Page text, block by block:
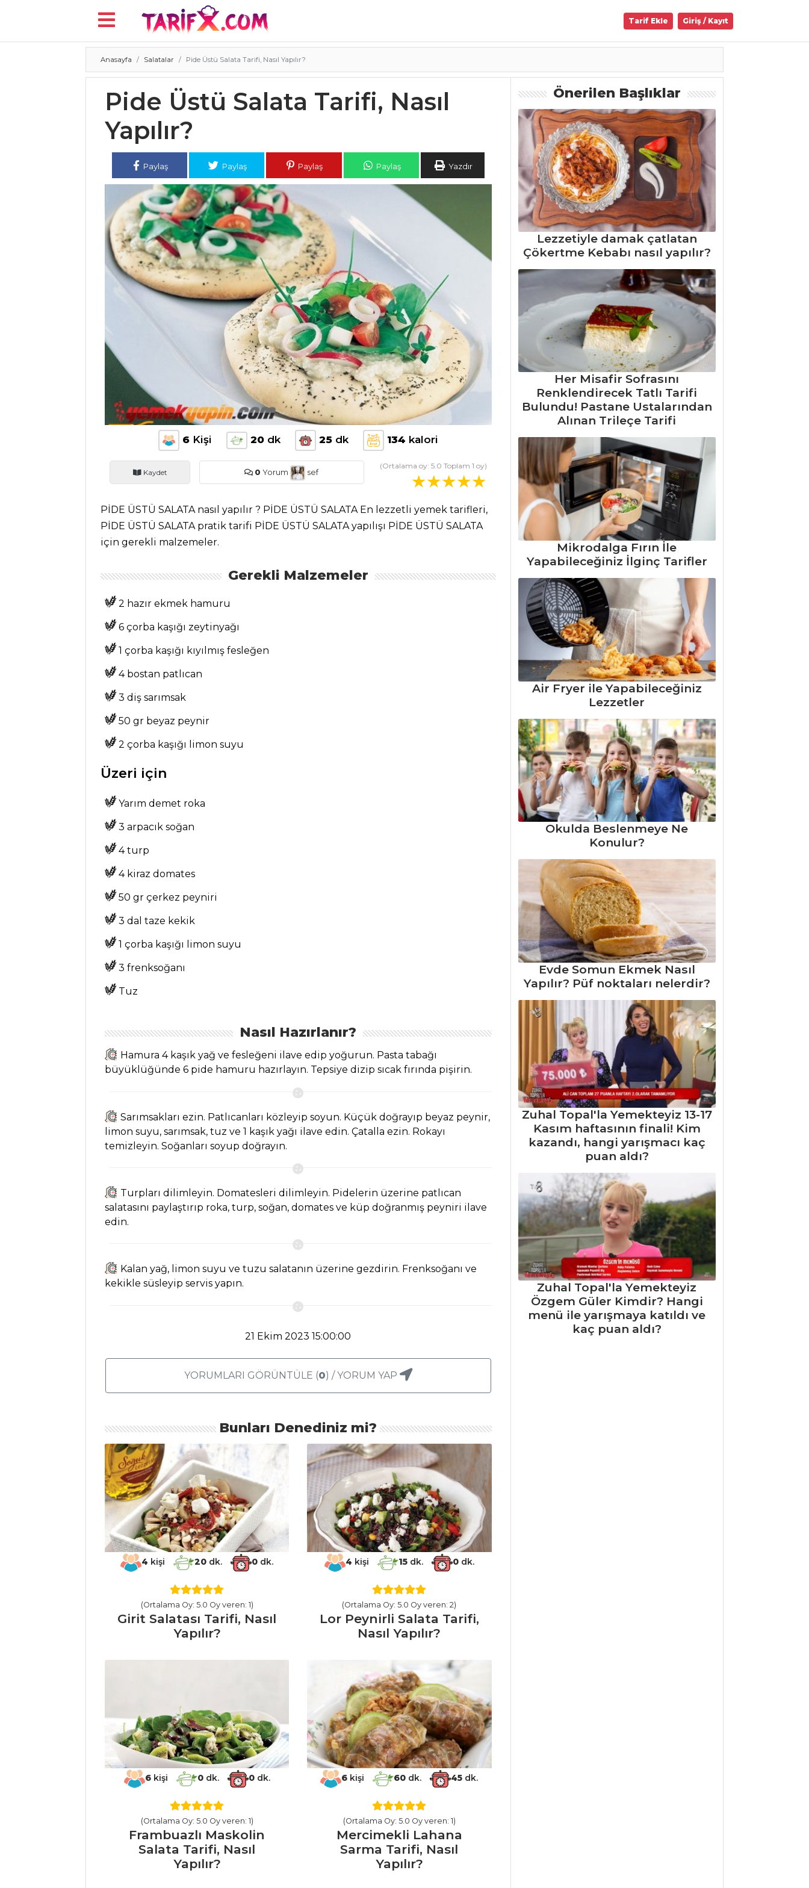
Kategoriler
SALATALAR
Domates Salatası
Tarifi, Nasıl Yapılır?
Salatası Tarifi, Nasıl
Kuru Börülce
Salatası Tarifi, Nasıl
Karnıyarık Tarifi,
Tarçınlı Börülce
Tarifi, Nasıl Yapılır?
Patates Mücveri
Tarifi, Nasıl Yapılır?
Sebze Yemekleri
Renkli Sebzeli
Soya Soslu Et Tarifi,
Antrekot SoteTarifi,
Dama Kek Tarifi,
MEZELER VE
Tarifi, Nasıl Yapılır?
Pilav Tarifi, Nasıl
Tarif Ekle Giriş / Kayıt
Anasayfa Salatalar Pide Üstü Salata Tarifi, Nasıl Yapılır?
Pide Üstü Salata Tarifi, Nasıl
Yapılır?
Paylaş Paylaş Paylaş Paylaş Yazdır
6Kişi 20dk 25dk 134 kalori
Kaydet 0 Yorum sef
(Ortalama oy: 5.0 Toplam 1 oy)
PİDE ÜSTÜ SALATA nasıl yapılır ? PİDE ÜSTÜ SALATA En lezzetli yemek tarifleri,
PİDE ÜSTÜ SALATA pratik tarifi PİDE ÜSTÜ SALATA yapılışı PİDE ÜSTÜ SALATA
için gerekli malzemeler.
Gerekli Malzemeler
2 hazır ekmek hamuru
6 çorba kaşığı zeytinyağı
1 çorba kaşığı kıyılmış fesleğen
4 bostan patlıcan
3 diş sarımsak
50 gr beyaz peynir
2 çorba kaşığı limon suyu
Üzeri için
Yarım demet roka
3 arpacık soğan
4 turp
4 kiraz domates
50 gr çerkez peyniri
3 dal taze kekik
1 çorba kaşığı limon suyu
3 frenksoğanı
Tuz
Nasıl Hazırlanır?
Hamura 4 kaşık yağ ve fesleğeni ilave edip yoğurun. Pasta tabağı
büyüklüğünde 6 pide hamuru hazırlayın. Tepsiye dizip sıcak fırında pişirin.
Sarımsakları ezin. Patlıcanları közleyip soyun. Küçük doğrayıp beyaz peynir,
limon suyu, sarımsak, tuz ve 1 kaşık yağı ilave edin. Çatalla ezin. Rokayı
temizleyin. Soğanları soyup doğrayın.
Turpları dilimleyin. Domatesleri dilimleyin. Pidelerin üzerine patlıcan
salatasını paylaştırıp roka, turp, soğan, domates ve küp doğranmış peyniri ilave
edin.
Kalan yağ, limon suyu ve tuzu salatanın üzerine gezdirin. Frenksoğanı ve
kekikle süsleyip servis yapın.
21 Ekim 2023 15:00:00
YORUMLARI GÖRÜNTÜLE (0) / YORUM YAP
Bunları Denediniz mi?
4 kişi 20 dk. 0 dk.
(Ortalama Oy: 5.0 Oy veren: 1)
Girit Salatası Tarifi, Nasıl
Yapılır?
4 kişi 15dk. 0dk.
(Ortalama Oy: 5.0 Oy veren: 2)
Lor Peynirli Salata Tarifi,
Nasıl Yapılır?
6kişi 0dk. 0dk.
(Ortalama Oy: 5.0 Oy veren: 1)
Frambuazlı Maskolin
Salata Tarifi, Nasıl
Yapılır?
6 kişi 60 dk. 45 dk.
(Ortalama Oy: 5.0 Oy veren: 1)
Mercimekli Lahana
Sarma Tarifi, Nasıl
Yapılır?
Önerilen Başlıklar
Lezzetiyle damak çatlatan
Çökertme Kebabı nasıl yapılır?
Her Misafir Sofrasını
Renklendirecek Tatlı Tarifi
Bulundu! Pastane Ustalarından
Alınan Trileçe Tarifi
Mikrodalga Fırın İle
Yapabileceğiniz İlginç Tarifler
Air Fryer ile Yapabileceğiniz
Lezzetler
Okulda Beslenmeye Ne
Konulur?
Evde Somun Ekmek Nasıl
Yapılır? Püf noktaları nelerdir?
Zuhal Topal'la Yemekteyiz 13-17
Kasım haftasının finali! Kim
kazandı, hangi yarışmacı kaç
puan aldı?
Zuhal Topal'la Yemekteyiz
Özgem Güler Kimdir? Hangi
menü ile yarışmaya katıldı ve
kaç puan aldı?